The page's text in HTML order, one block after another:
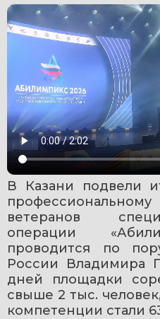
В Казани подвели
ветеранов
операции
проводится по
России Владимира
дней площадки
свыше 2 тыс.
компетенции стали